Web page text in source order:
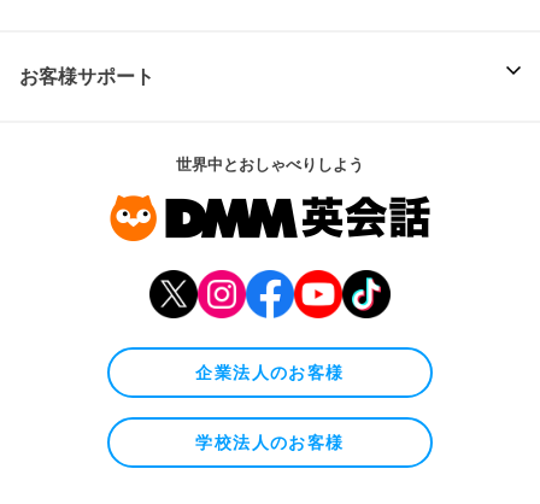
お客様サポート
世界中とおしゃべりしよう
企業法人のお客様
学校法人のお客様